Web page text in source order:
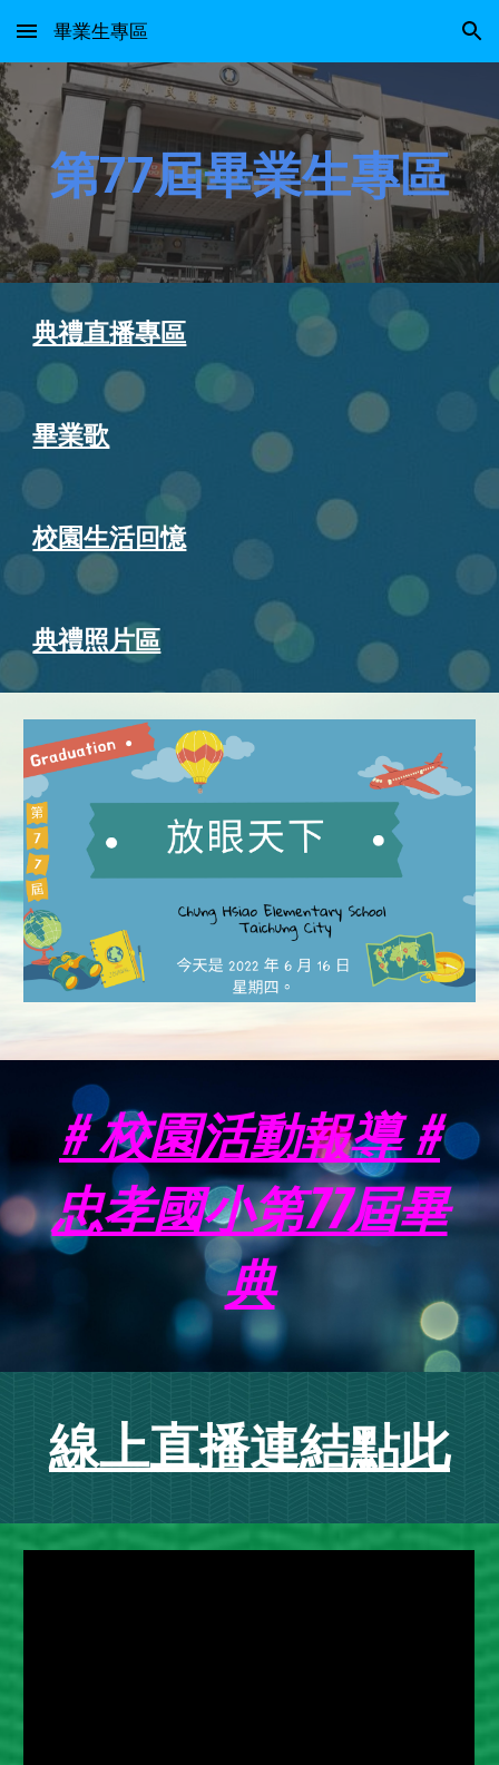
Skip to main content Skip to navigation
畢業生專區
第77屆畢業生專區
典禮直播專區
畢業歌
校園生活回憶
典禮照片區
#校園活動報導 #
忠孝國小第77屆畢
典
線上直播連結點此